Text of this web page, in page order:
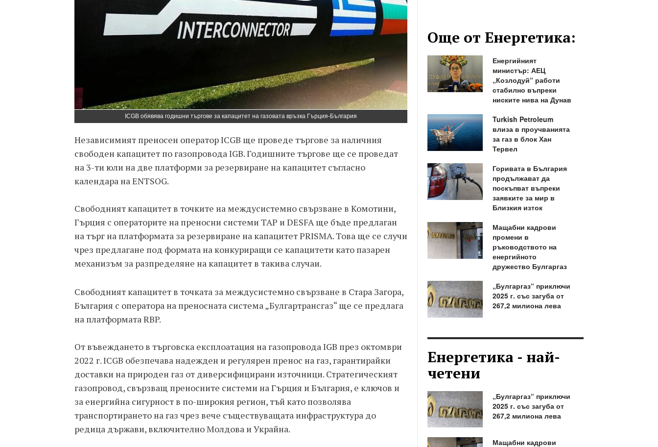
ICGB обявява годишни търгове за капацитет на газовата връзка Гърция-България
Независимият преносен оператор ICGB ще проведе търгове за наличния
свободен капацитет по газопровода IGB. Годишните търгове ще се проведат
на 3-ти юли на две платформи за резервиране на капацитет съгласно
календара на ENTSOG.
Свободният капацитет в точките на междусистемно свързване в Комотини,
Гърция с операторите на преносни системи TAP и DESFA ще бъде предлаган
на търг на платформата за резервиране на капацитет PRISMA. Това ще се случи
чрез предлагане под формата на конкуриращи се капацитети като пазарен
механизъм за разпределяне на капацитет в такива случаи.
Свободният капацитет в точката за междусистемно свързване в Стара Загора,
България с оператора на преносната система „Булгартрансгаз“ ще се предлага
на платформата RBP.
От въвеждането в търговска експлоатация на газопровода IGB през октомври
2022 г. ICGB обезпечава надежден и регулярен пренос на газ, гарантирайки
доставки на природен газ от диверсифицирани източници. Стратегическият
газопровод, свързващ преносните системи на Гърция и България, е ключов и
за енергийна сигурност в по-широкия регион, тъй като позволява
транспортирането на газ чрез вече съществуващата инфраструктура до
редица държави, включително Молдова и Украйна.
Още от Енергетика:
Енергийният
министър: АЕЦ
„Козлодуй“ работи
стабилно въпреки
ниските нива на Дунав
Turkish Petroleum
влиза в проучванията
за газ в блок Хан
Тервел
Горивата в България
продължават да
поскъпват въпреки
заявките за мир в
Близкия изток
Мащабни кадрови
промени в
ръководството на
енергийното
дружество Булгаргаз
„Булгаргаз“ приключи
2025 г. със загуба от
267,2 милиона лева
Енергетика - най-
четени
„Булгаргаз“ приключи
2025 г. със загуба от
267,2 милиона лева
Мащабни кадрови